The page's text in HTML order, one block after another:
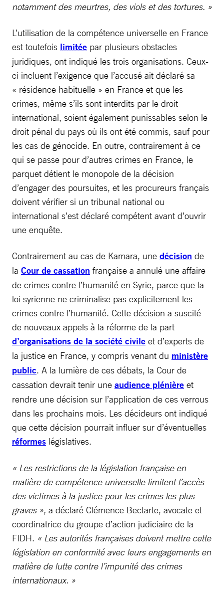
notamment des meurtres, des viols et des tortures. »
L’utilisation de la compétence universelle en France
est toutefois limitée par plusieurs obstacles
juridiques, ont indiqué les trois organisations. Ceux-
ci incluent l’exigence que l’accusé ait déclaré sa
« résidence habituelle » en France et que les
crimes, même s’ils sont interdits par le droit
international, soient également punissables selon le
droit pénal du pays où ils ont été commis, sauf pour
les cas de génocide. En outre, contrairement à ce
qui se passe pour d’autres crimes en France, le
parquet détient le monopole de la décision
d’engager des poursuites, et les procureurs français
doivent vérifier si un tribunal national ou
international s’est déclaré compétent avant d’ouvrir
une enquête.
Contrairement au cas de Kamara, une décision de
la Cour de cassation française a annulé une affaire
de crimes contre l’humanité en Syrie, parce que la
loi syrienne ne criminalise pas explicitement les
crimes contre l’humanité. Cette décision a suscité
de nouveaux appels à la réforme de la part
d’organisations de la société civile et d’experts de
la justice en France, y compris venant du ministère
public. A la lumière de ces débats, la Cour de
cassation devrait tenir une audience plénière et
rendre une décision sur l’application de ces verrous
dans les prochains mois. Les décideurs ont indiqué
que cette décision pourrait influer sur d’éventuelles
réformes législatives.
« Les restrictions de la législation française en
matière de compétence universelle limitent l’accès
des victimes à la justice pour les crimes les plus
graves », a déclaré Clémence Bectarte, avocate et
coordinatrice du groupe d’action judiciaire de la
FIDH. « Les autorités françaises doivent mettre cette
législation en conformité avec leurs engagements en
matière de lutte contre l’impunité des crimes
internationaux. »